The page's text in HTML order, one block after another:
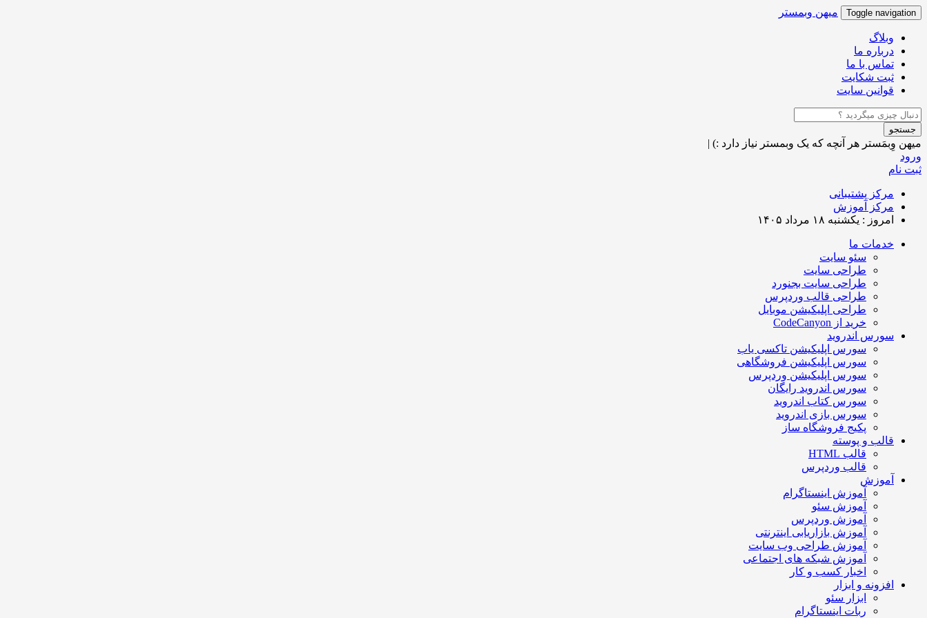
Toggle navigation میهن وبمستر
وبلاگ
درباره ما
تماس با ما
ثبت شکایت
قوانین سایت
جستجو
میهن وِبمَستر هر آنچه که یک وبمستر نیاز دارد :) |
ورود
ثبت نام
مرکز پشتیبانی
مرکز آموزش
امروز : یکشنبه ۱۸ مرداد ۱۴۰۵
خدمات ما
سئو سایت
طراحی سایت
طراحی سایت بجنورد
طراحی قالب وردپرس
طراحی اپلیکیشن موبایل
خرید از CodeCanyon
سورس اندروید
سورس اپلیکیشن تاکسی یاب
سورس اپلیکیشن فروشگاهی
سورس اپلیکیشن وردپرس
سورس اندروید رایگان
سورس کتاب اندروید
سورس بازی اندروید
پکیج فروشگاه ساز
قالب و پوسته
قالب HTML
قالب وردپرس
آموزش
آموزش اینستاگرام
آموزش سئو
آموزش وردپرس
آموزش بازاریابی اینترنتی
آموزش طراحی وب سایت
آموزش شبکه های اجتماعی
اخبار کسب و کار
افزونه و ابزار
ابزار سئو
ربات اینستاگرام